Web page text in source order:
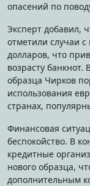
опасений по
Эксперт добавил,
отметили случаи
долларов, что
возрасту банкнот.
образца Чирков
использования
странах,
Финансовая
беспокойство. В
кредитные
нового образца,
дополнительным